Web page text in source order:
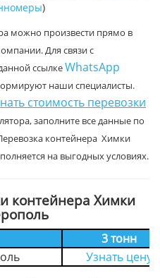
)
можно произвести прямо в
Для связи с
ссылкеWhatsApp
наши специалисты.
стоимость перевозки
заполните все данные по
контейнера Химки
на выгодных условиях.
контейнера Химки
3 тонн
Узнать цену